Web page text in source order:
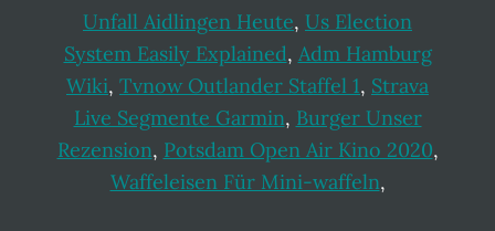
Unfall Aidlingen Heute, Us Election
System Easily Explained, Adm Hamburg
Wiki, Tvnow Outlander Staffel 1, Strava
Live Segmente Garmin, Burger Unser
Rezension, Potsdam Open Air Kino 2020,
Waffeleisen Für Mini-waffeln,